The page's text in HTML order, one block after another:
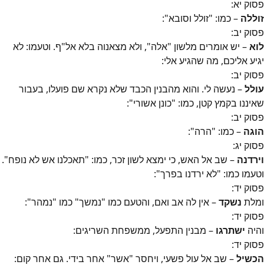
פסוק יא:
זוללה – כמו: "זולל וסובא":
פסוק יב:
לוא– יש אומרים מלשון "אלה", ולא מצאנוה בלא אל"ף. וטעמו: לא
יגיע אליכם, מה שהגיע אלי:
פסוק יב:
עולל– נעשה לי. והוא מהבנין הכבד שלא נקרא שם פועלו, בעבור
שאיננו בקמץ קטן, כמו: "כונן אשורי":
פסוק יב:
הוגה – כמו: "הרה":
פסוק יג:
וירדנה – שב אל האש, כי ימצא לשון זכר, כמו: "תאכלנו אש לא נופח".
וטעמו כמו: "לא ירדנו בפרך":
פסוק יד:
ומלת נשקד– אין לה אב ואם, והטעם כמו "נמשך" כמו "נמהר":
פסוק יד:
והיה ישתרגו – מבנין התפעל, ממשפחת השריגים:
פסוק יד:
הכשיל– שב אל עול פשעי, ויחסר "אשר" אחר בידי. גם אחר קום: